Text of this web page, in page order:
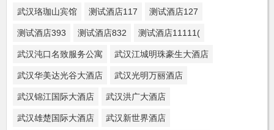
武汉珞珈山宾馆 测试酒店117 测试酒店127
测试酒店393 测试酒店832 测试酒店11111(
武汉沌口名致服务公寓 武汉江城明珠豪生大酒店
武汉华美达光谷大酒店 武汉光明万丽酒店
武汉锦江国际大酒店 武汉洪广大酒店
武汉雄楚国际大酒店 武汉新世界酒店